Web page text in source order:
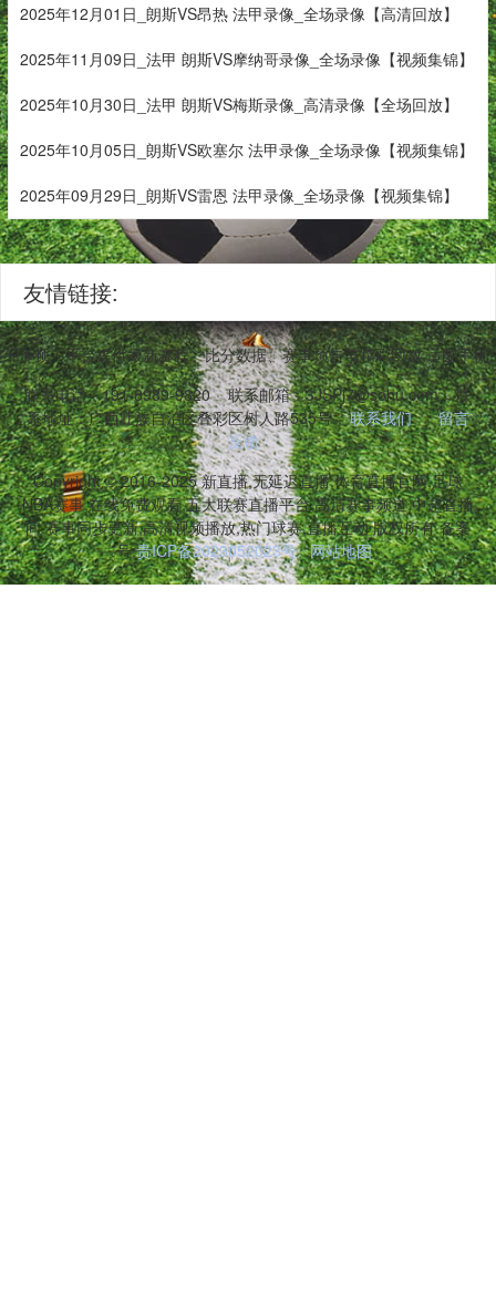
2025年12月01日_朗斯VS昂热 法甲录像_全场录像【高清回放】
2025年11月09日_法甲 朗斯VS摩纳哥录像_全场录像【视频集锦】
2025年10月30日_法甲 朗斯VS梅斯录像_高清录像【全场回放】
2025年10月05日_朗斯VS欧塞尔 法甲录像_全场录像【视频集锦】
2025年09月29日_朗斯VS雷恩 法甲录像_全场录像【视频集锦】
友情链接:
顿。平台提供最新赛程、比分数据、赛事预告与精彩回放,适配手
联系电话：191-8989-9820
联系邮箱：3JSPj7@sohu.com
联
系地址：广西壮族自治区叠彩区树人路535号
联系我们
留言
反馈
Copyright © 2016-2025 新直播,无延迟直播,体育直播官网,足球
NBA赛事,在线免费观看,五大联赛直播平台,高清赛事频道,中超直播
间,赛事同步更新,高清视频播放,热门球赛,直播互动 版权所有 备案
号:贵ICP备2023052023号 网站地图